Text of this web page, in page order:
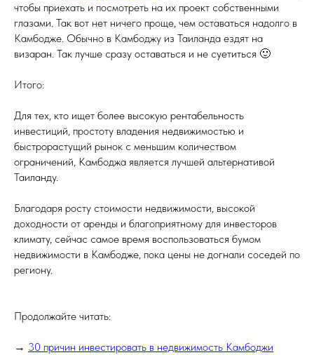
чтобы приехать и посмотреть на их проект собственными
глазами. Так вот нет ничего проще, чем оставаться надолго в
Камбодже. Обычно в Камбоджу из Таиланда ездят на
визаран. Так лучше сразу оставаться и не суетиться 🙂
Итого:
Для тех, кто ищет более высокую рентабельность
инвестиций, простоту владения недвижимостью и
быстрорастущий рынок с меньшим количеством
ограничений, Камбоджа является лучшей альтернативой
Таиланду.
Благодаря росту стоимости недвижимости, высокой
доходности от аренды и благоприятному для инвесторов
климату, сейчас самое время воспользоваться бумом
недвижимости в Камбодже, пока цены не догнали соседей по
региону.
Продолжайте читать:
→ 30 причин инвестировать в недвижимость Камбоджи